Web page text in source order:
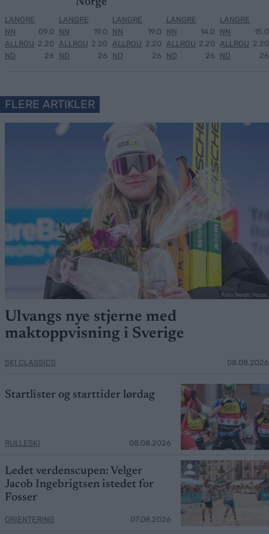
LANGRE
NN
ALLROU
ND
09.0
2.20
26
Norge
LANGRE
NN
ALLROU
ND
19.0
2.20
26
LANGRE
NN
ALLROU
ND
19.0
2.20
26
LANGRE
NN
ALLROU
ND
14.0
2.20
26
LANGRE
NN
ALLROU
ND
15.0
2.20
26
FLERE ARTIKLER
Foto: Nordic Focus
Ulvangs nye stjerne med
maktoppvisning i Sverige
SKI CLASSICS 08.08.2026
Startlister og starttider lørdag
RULLESKI 08.08.2026
Ledet verdenscupen: Velger
Jacob Ingebrigtsen istedet for
Fosser
ORIENTERING 07.08.2026